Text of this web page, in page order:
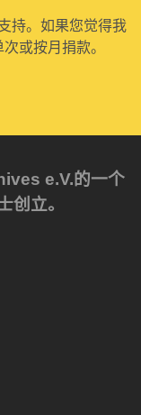
持。如果您觉得我
或按月捐款。
e.V.的一个
创立。